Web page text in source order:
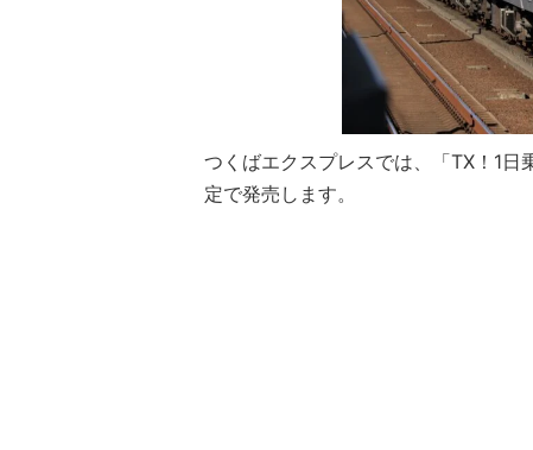
つくばエクスプレスでは、「TX！1
定で発売します。